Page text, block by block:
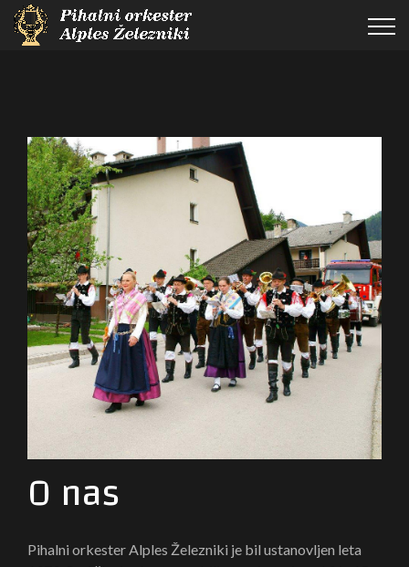
O nas
Pihalni orkester Alples Železniki je bil ustanovljen leta